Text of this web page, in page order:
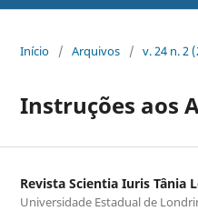
Início / Arquivos / v. 24 n. 2
Instruções aos
Revista Scientia Iuris Tânia
Universidade Estadual de